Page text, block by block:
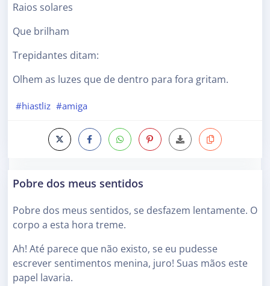
Raios solares
Que brilham
Trepidantes ditam:
Olhem as luzes que de dentro para fora gritam.
#hiastliz #amiga
Pobre dos meus sentidos
Pobre dos meus sentidos, se desfazem lentamente. O
corpo a esta hora treme.
Ah! Até parece que não existo, se eu pudesse
escrever sentimentos menina, juro! Suas mãos este
papel lavaria.